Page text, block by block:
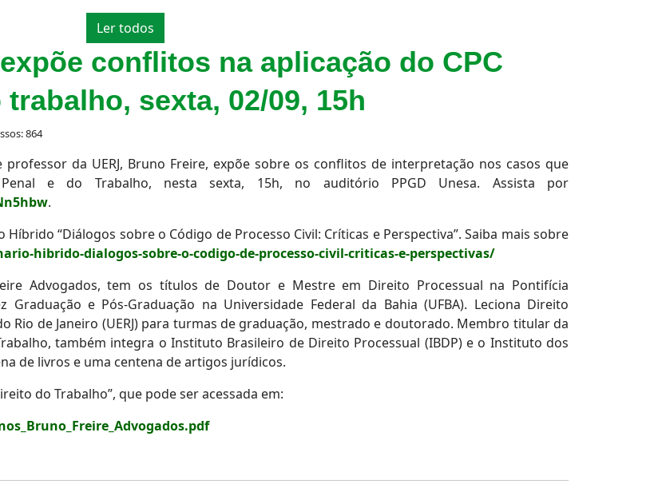
Ler todos
conflitos na aplicação do CPC
sexta, 02/09, 15h
864
da UERJ, Bruno Freire, expõe sobre os conflitos de interpretação nos casos que
e do Trabalho, nesta sexta, 15h, no auditório PPGD Unesa. Assista por
.
“Diálogos sobre o Código de Processo Civil: Críticas e Perspectiva”. Saiba mais sobre
hibrido-dialogos-sobre-o-codigo-de-processo-civil-criticas-e-perspectivas/
Advogados, tem os títulos de Doutor e Mestre em Direito Processual na Pontifícia
Graduação e Pós-Graduação na Universidade Federal da Bahia (UFBA). Leciona Direito
Rio de Janeiro (UERJ) para turmas de graduação, mestrado e doutorado. Membro titular da
também integra o Instituto Brasileiro de Direito Processual (IBDP) e o Instituto dos
de livros e uma centena de artigos jurídicos.
do Trabalho”, que pode ser acessada em: